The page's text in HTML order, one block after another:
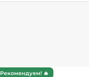
Рекомендуем! 🔥